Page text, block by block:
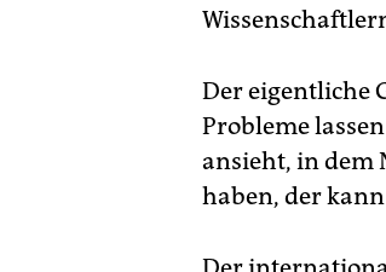
Der eigentliche
Probleme
ansieht, in dem
haben, der